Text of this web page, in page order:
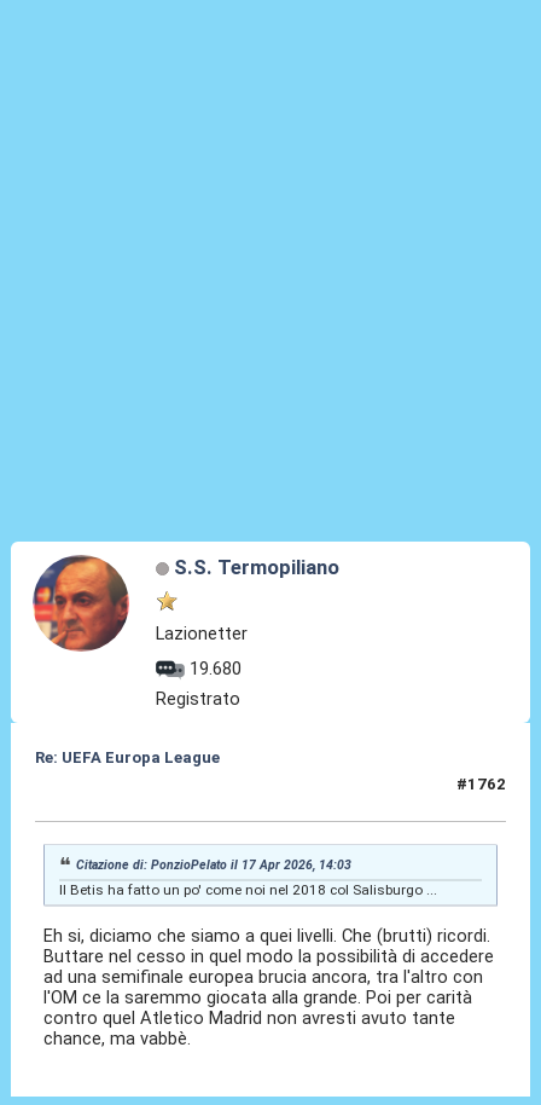
S.S. Termopiliano
Lazionetter
19.680
Registrato
Re: UEFA Europa League
#1762
Citazione di: PonzioPelato il 17 Apr 2026, 14:03
Il Betis ha fatto un po' come noi nel 2018 col Salisburgo ...
Eh si, diciamo che siamo a quei livelli. Che (brutti) ricordi.
Buttare nel cesso in quel modo la possibilità di accedere
ad una semifinale europea brucia ancora, tra l'altro con
l'OM ce la saremmo giocata alla grande. Poi per carità
contro quel Atletico Madrid non avresti avuto tante
chance, ma vabbè.